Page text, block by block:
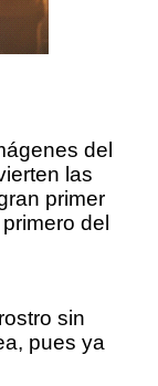
del
las
primer
del
sin
pues ya